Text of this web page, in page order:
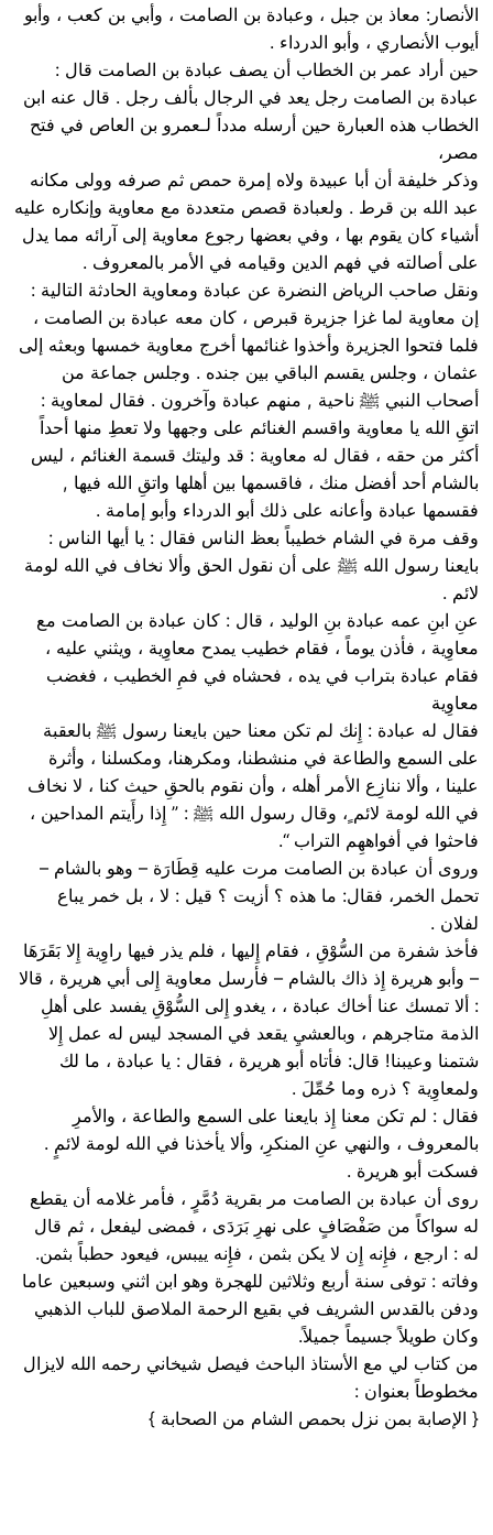
الأنصار: معاذ بن جبل ، وعبادة بن الصامت ، وأبي بن كعب ، وأبو
أيوب الأنصاري ، وأبو الدرداء .
حين أراد عمر بن الخطاب أن يصف عبادة بن الصامت قال :
عبادة بن الصامت رجل يعد في الرجال بألف رجل . قال عنه ابن
الخطاب هذه العبارة حين أرسله مدداً لـعمرو بن العاص في فتح
مصر،
وذكر خليفة أن أبا عبيدة ولاه إمرة حمص ثم صرفه وولى مكانه
عبد الله بن قرط . ولعبادة قصص متعددة مع معاوية وإنكاره عليه
أشياء كان يقوم بها ، وفي بعضها رجوع معاوية إلى آرائه مما يدل
على أصالته في فهم الدين وقيامه في الأمر بالمعروف .
ونقل صاحب الرياض النضرة عن عبادة ومعاوية الحادثة التالية :
إن معاوية لما غزا جزيرة قبرص ، كان معه عبادة بن الصامت ،
فلما فتحوا الجزيرة وأخذوا غنائمها أخرج معاوية خمسها وبعثه إلى
عثمان ، وجلس يقسم الباقي بين جنده . وجلس جماعة من
أصحاب النبي ﷺ ناحية , منهم عبادة وآخرون . فقال لمعاوية :
اتقِ الله يا معاوية واقسم الغنائم على وجهها ولا تعطِ منها أحداً
أكثر من حقه ، فقال له معاوية : قد وليتك قسمة الغنائم ، ليس
بالشام أحد أفضل منك ، فاقسمها بين أهلها واتقِ الله فيها ,
فقسمها عبادة وأعانه على ذلك أبو الدرداء وأبو إمامة .
وقف مرة في الشام خطيباً بعظ الناس فقال : يا أيها الناس :
بايعنا رسول الله ﷺ على أن نقول الحق وألا نخاف في الله لومة
لائم .
عنِ ابنِ عمه عبادة بنِ الوليد ، قال : كان عبادة بن الصامت مع
معاوِية ، فأذن يوماً ، فقام خطيب يمدح معاوِية ، ويثني عليه ،
فقام عبادة بتراب في يده ، فحشاه في فمِ الخطيب ، فغضب
معاوِية
فقال له عبادة : إِنك لم تكن معنا حين بايعنا رسول ﷺ بالعقبة
على السمع والطاعة في منشطنا، ومكرهنا، ومكسلنا ، وأثرة
علينا ، وألا ننازِع الأمر أهله ، وأن نقوم بالحقِ حيث كنا ، لا نخاف
في الله لومة لائم ٍ، وقال رسول الله ﷺ : ” إِذا رأَيتم المداحين ،
فاحثوا في أفواههِم التراب “.
وروى أن عبادة بن الصامت مرت عليه قِطَارَة – وهو بالشام –
تحمل الخمر، فقال: ما هذه ؟ أزيت ؟ قيل : لا ، بل خمر يباع
لفلان .
فأخذ شفرة من السُّوْقِ ، فقام إِليها ، فلم يذر فيها راوِية إِلا بَقَرَهَا
– وأبو هريرة إِذ ذاك بالشام – فأرسل معاوية إِلى أبي هريرة ، قالا
: ألا تمسك عنا أخاك عبادة ، ، يغدو إِلى السُّوْقِ يفسد على أهلِ
الذمة متاجرهم ، وبالعشيِ يقعد في المسجد ليس له عمل إِلا
شتمنا وعيبنا! قال: فأتاه أبو هريرة ، فقال : يا عبادة ، ما لك
ولمعاوِية ؟ ذره وما حُمِّلَ .
فقال : لم تكن معنا إِذ بايعنا على السمع والطاعة ، والأمرِ
بالمعروف ، والنهي عنِ المنكرِ، وألا يأخذنا في الله لومة لائمٍ .
فسكت أبو هريرة .
روى أن عبادة بن الصامت مر بقرية دُمَّرٍ ، فأمر غلامه أن يقطع
له سواكاً من صَفْصَافٍ على نهرِ بَرَدَى ، فمضى ليفعل ، ثم قال
له : ارجع ، فإِنه إِن لا يكن بثمن ، فإِنه ييبس، فيعود حطباً بثمن.
وفاته : توفى سنة أربع وثلاثين للهجرة وهو ابن اثني وسبعين عاما
ودفن بالقدس الشريف في بقيع الرحمة الملاصق للباب الذهبي
وكان طويلاً جسيماً جميلاً.
من كتاب لي مع الأستاذ الباحث فيصل شيخاني رحمه الله لايزال
مخطوطاً بعنوان :
{ الإصابة بمن نزل بحمص الشام من الصحابة }